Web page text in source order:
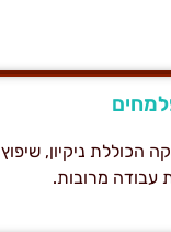
ניקיון, שיפוץ,
מרובות.